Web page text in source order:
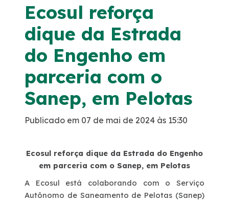
Notícias
Podcasts
Sustentabilidade
Projetos Socioambientais
Política de Gestão Integrada
Ecosul reforça
dique da Estrada
do Engenho em
parceria com o
Sanep, em Pelotas
Publicado em 07 de mai de 2024 às 15:30
Ecosul reforça dique da Estrada do Engenho
em parceria com o Sanep, em Pelotas
A Ecosul está colaborando com o Serviço
Autônomo de Saneamento de Pelotas (Sanep)